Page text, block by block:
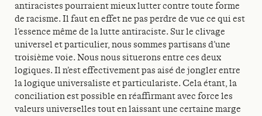
antiracistes pourraient mieux lutter contre toute forme
de racisme. Il faut en effet ne pas perdre de vue ce qui est
l’essence même de la lutte antiraciste. Sur le clivage
universel et particulier, nous sommes partisans d’une
troisième voie. Nous nous situerons entre ces deux
logiques. Il n’est effectivement pas aisé de jongler entre
la logique universaliste et particulariste. Cela étant, la
conciliation est possible en réaffirmant avec force les
valeurs universelles tout en laissant une certaine marge